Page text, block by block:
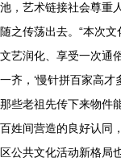
池，艺术链接社会尊重
随之传荡出去。“本次
文艺润化、享受一次通
一齐，‘慢针拼百家高
那些老祖先传下来物件
百姓间营造的良好认同
区公共文化活动新格局